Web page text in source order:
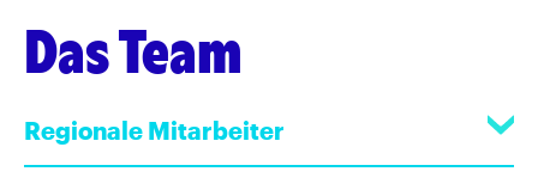
Das Team
Regionale Mitarbeiter